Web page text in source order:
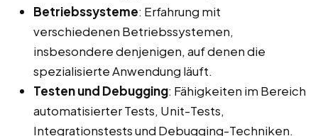
Betriebssysteme: Erfahrung mit
verschiedenen Betriebssystemen,
insbesondere denjenigen, auf denen die
spezialisierte Anwendung läuft.
Testen und Debugging: Fähigkeiten im Bereich
automatisierter Tests, Unit-Tests,
Integrationstests und Debugging-Techniken.